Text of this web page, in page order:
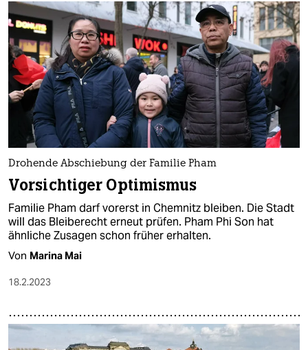
Drohende Abschiebung der Familie Pham
Vorsichtiger Optimismus
Familie Pham darf vorerst in Chemnitz bleiben. Die Stadt
will das Bleiberecht erneut prüfen. Pham Phi Son hat
ähnliche Zusagen schon früher erhalten.
Von Marina Mai
18.2.2023